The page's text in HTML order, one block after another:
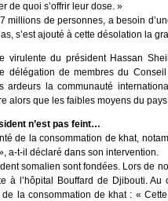
de quoi s’offrir leur dose. »
millions de personnes, a besoin
s’est ajouté à cette désolation la
virulente du président Hassan
délégation de membres du
ardeurs la communauté
alors que les faibles moyens du
n’est pas feint…
de la consommation de khat,
a-t-il déclaré dans son intervention.
somalien sont fondées. Lors de
à l’hôpital Bouffard de Djibouti.
la consommation de khat : «